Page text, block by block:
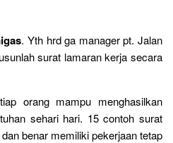
. Yth hrd ga manager pt. Jalan
surat lamaran kerja secara
orang mampu menghasilkan
sehari hari. 15 contoh surat
benar memiliki pekerjaan tetap